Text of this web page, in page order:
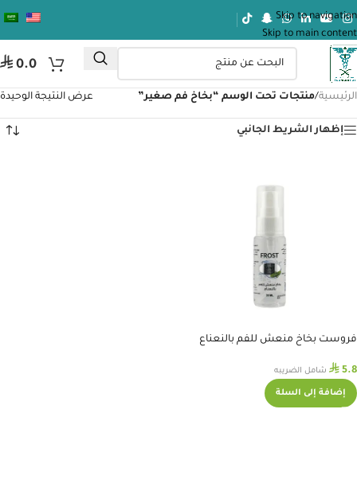
Skip to navigation
Skip to main content
⃁ 0.0
الرئيسية/منتجات تحت الوسم “بخاخ فم صغير” عرض النتيجة الوحيدة
إظهار الشريط الجانبي
فروست بخاخ منعش للفم بالنعناع
⃁ 5.8 شامل الضريبه
إضافة إلى السلة